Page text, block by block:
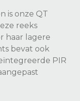
is onze QT
reeks
haar lagere
bevat ook
PIR